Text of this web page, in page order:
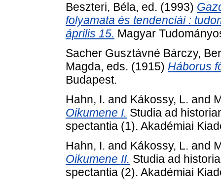
Beszteri, Béla, ed. (1993)
folyamata és tendenciái :
április 15. Magyar
Sacher Gusztávné Bárczy,
Magda, eds. (1915) Háborus
Budapest.
Hahn, I. and Kákossy, L. and
Oikumene I. Studia ad
spectantia (1). Akadémiai
Hahn, I. and Kákossy, L. and
Oikumene II. Studia ad
spectantia (2). Akadémiai